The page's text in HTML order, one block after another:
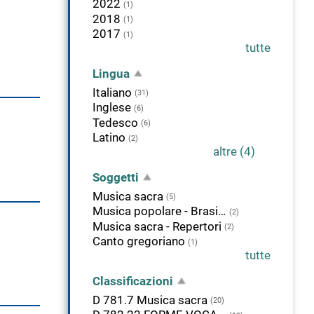
2022 (1)
2018 (1)
2017 (1)
tutte
Lingua
Italiano (31)
Inglese (6)
Tedesco (6)
Latino (2)
altre (4)
Soggetti
Musica sacra (5)
Musica popolare - Brasile (2)
Musica sacra - Repertori (2)
Canto gregoriano (1)
tutte
Classificazioni
D 781.7 Musica sacra (20)